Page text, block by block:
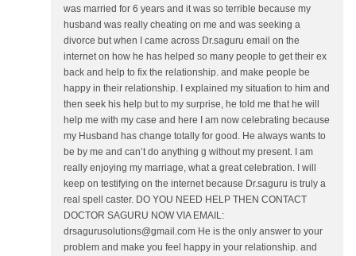
was married for 6 years and it was so terrible because my
husband was really cheating on me and was seeking a
divorce but when I came across Dr.saguru email on the
internet on how he has helped so many people to get their ex
back and help to fix the relationship. and make people be
happy in their relationship. I explained my situation to him and
then seek his help but to my surprise, he told me that he will
help me with my case and here I am now celebrating because
my Husband has change totally for good. He always wants to
be by me and can’t do anything g without my present. I am
really enjoying my marriage, what a great celebration. I will
keep on testifying on the internet because Dr.saguru is truly a
real spell caster. DO YOU NEED HELP THEN CONTACT
DOCTOR SAGURU NOW VIA EMAIL:
drsagurusolutions@gmail.com He is the only answer to your
problem and make you feel happy in your relationship. and